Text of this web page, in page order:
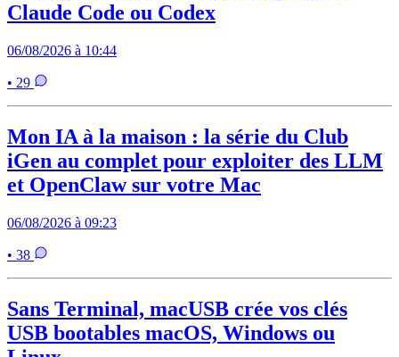
Claude Code ou Codex
06/08/2026 à 10:44
• 29
Mon IA à la maison : la série du Club
iGen au complet pour exploiter des LLM
et OpenClaw sur votre Mac
06/08/2026 à 09:23
• 38
Sans Terminal, macUSB crée vos clés
USB bootables macOS, Windows ou